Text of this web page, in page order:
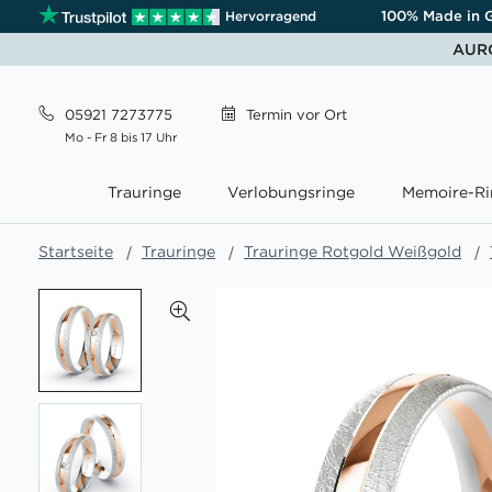
Hervorragend 100% Made in
05921 7273775
Mo - Fr 8 bis 17 Uhr
Termin vor Ort
Trauringe Verlobungsringe Memoire-
Startseite Trauringe Trauringe Rotgold Weißgold
Ende
der
Bildgalerie
springen